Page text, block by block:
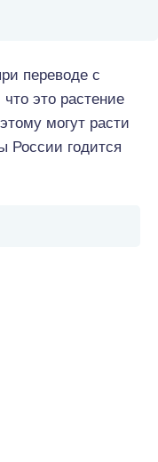
переводе с
это растение
могут расти
России годится